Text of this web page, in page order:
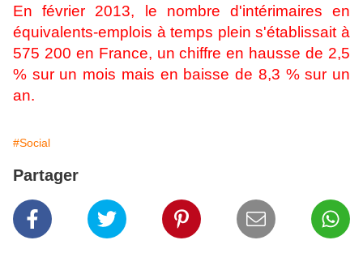
En février 2013, le nombre d'intérimaires en
équivalents-emplois à temps plein s'établissait à
575 200 en France, un chiffre en hausse de 2,5
% sur un mois mais en baisse de 8,3 % sur un
an.
#Social
Partager